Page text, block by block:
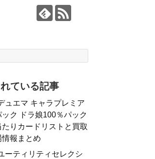
ている記事
ュエマ キャラプレミア
ック ドラ娘100％パック
たりカードリストと買取
情報まとめ
ーティリティセレクシ